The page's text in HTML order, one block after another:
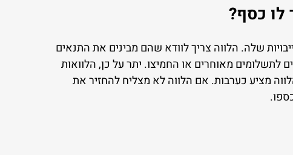
לו כסף?
שלה. הלווה צריך לוודא שהם מבינים את התנאים
לתשלומים מאוחרים או החמיצו. יתר על כן, הלוואות
מציע כערבות. אם הלווה לא מצליח להחזיר את